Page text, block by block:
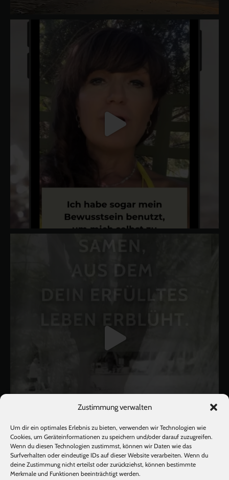
Zustimmung verwalten
Um dir ein optimales Erlebnis zu bieten, verwenden wir Technologien wie
Cookies, um Geräteinformationen zu speichern und/oder darauf zuzugreifen.
Wenn du diesen Technologien zustimmst, können wir Daten wie das
Surfverhalten oder eindeutige IDs auf dieser Website verarbeiten. Wenn du
deine Zustimmung nicht erteilst oder zurückziehst, können bestimmte
Merkmale und Funktionen beeinträchtigt werden.
Mehr laden Auf Instagram folgen